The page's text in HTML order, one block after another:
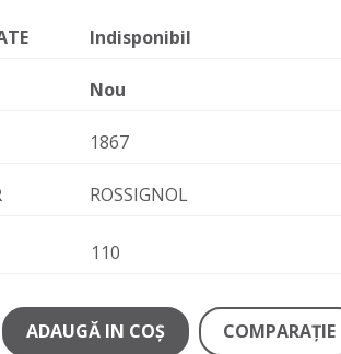
Indisponibil
Nou
1867
ROSSIGNOL
110
ADAUGĂ IN COŞ COMPARAŢIE